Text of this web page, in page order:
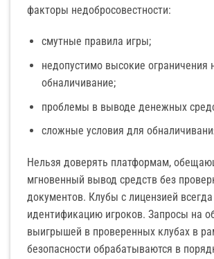
факторы недобросовестности:
смутные правила игры;
недопустимо высокие ограничения
обналичивание;
проблемы в выводе денежных
сложные условия для
Нельзя доверять платформам,
мгновенный вывод средств без
документов. Клубы с лицензией
идентификацию игроков. Запросы на
выигрышей в проверенных клубах в
безопасности обрабатываются в